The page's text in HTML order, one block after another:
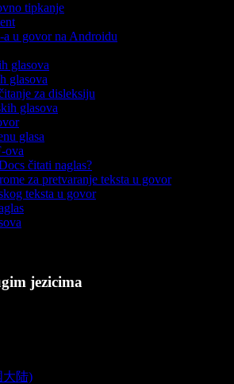
tipkanje
a u govor na Androidu
glasova
glasova
za disleksiju
glasova
glasa
ova
čitati naglas?
za pretvaranje teksta u govor
teksta u govor
jezicima
大陆)